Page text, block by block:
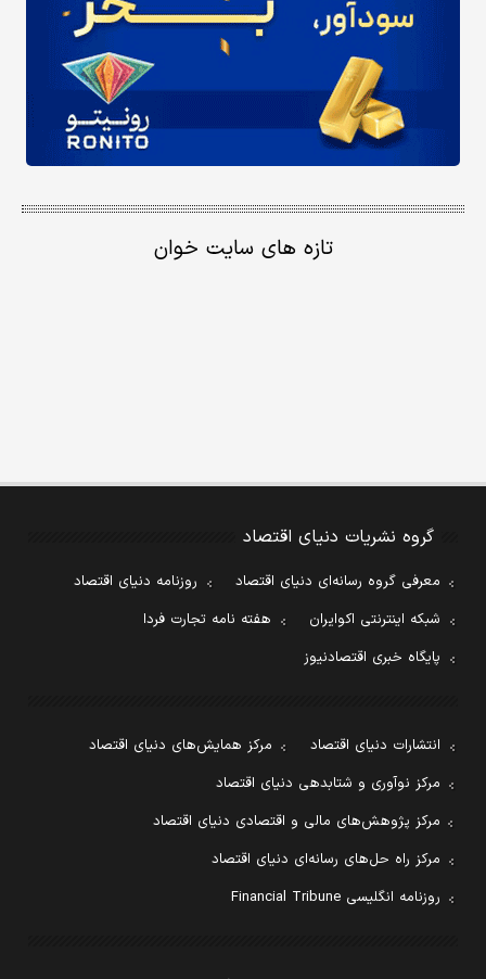
تازه های سایت خوان
گروه نشریات دنیای اقتصاد
معرفی گروه رسانه‌ای دنیای اقتصاد
روزنامه دنیای اقتصاد
شبکه اینترنتی اکوایران
هفته نامه تجارت فردا
پایگاه خبری اقتصادنیوز
انتشارات دنیای اقتصاد
مرکز همایش‌های دنیای اقتصاد
مرکز نوآوری و شتابدهی دنیای اقتصاد
مرکز پژوهش‌های مالی و اقتصادی دنیای اقتصاد
مرکز راه حل‌های رسانه‌ای دنیای اقتصاد
روزنامه انگلیسی Financial Tribune